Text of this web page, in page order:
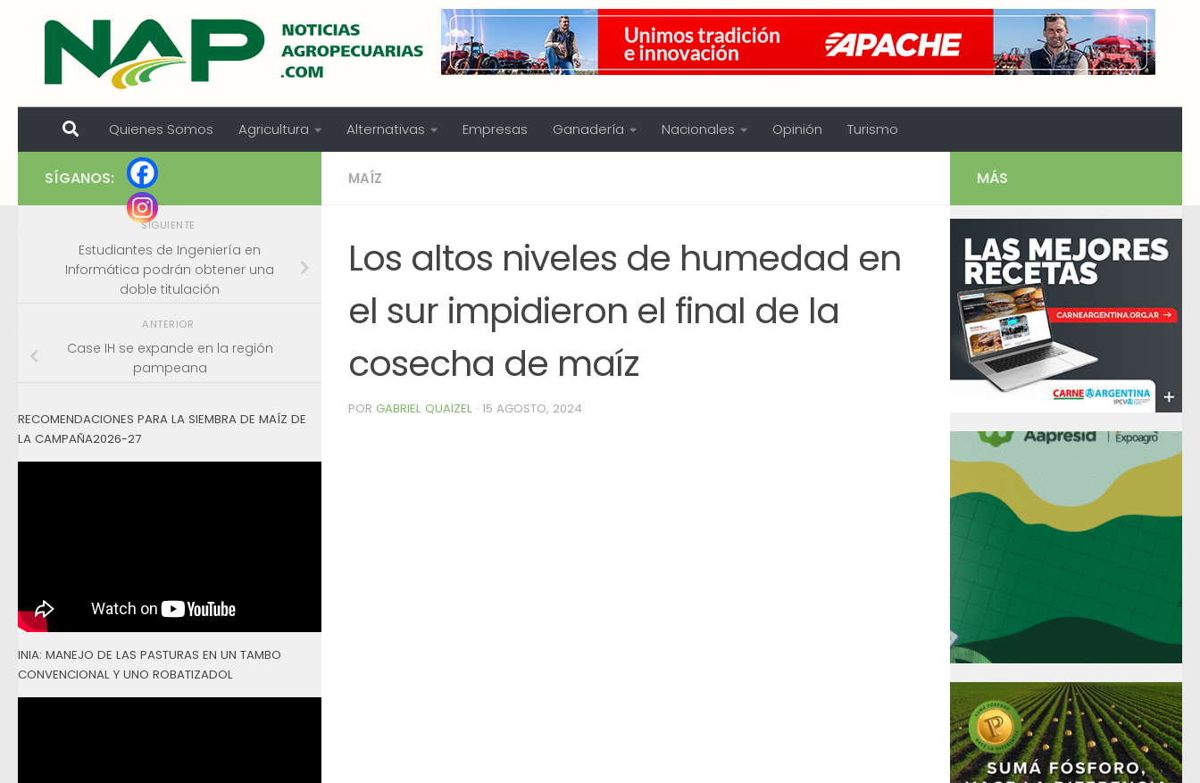
Skip to content
Quienes Somos Agricultura Alternativas Empresas Ganadería Nacionales Opinión Turismo
MAÍZ
Los altos niveles de humedad en
el sur impidieron el final de la
cosecha de maíz
POR GABRIEL QUAIZEL · 15 AGOSTO, 2024
SÍGANOS:
SIGUIENTE
Estudiantes de Ingeniería en
Informática podrán obtener una
doble titulación
ANTERIOR
Case IH se expande en la región
pampeana
RECOMENDACIONES PARA LA SIEMBRA DE MAÍZ DE
LA CAMPAÑA2026-27
INIA: MANEJO DE LAS PASTURAS EN UN TAMBO
CONVENCIONAL Y UNO ROBATIZADOL
MÁS